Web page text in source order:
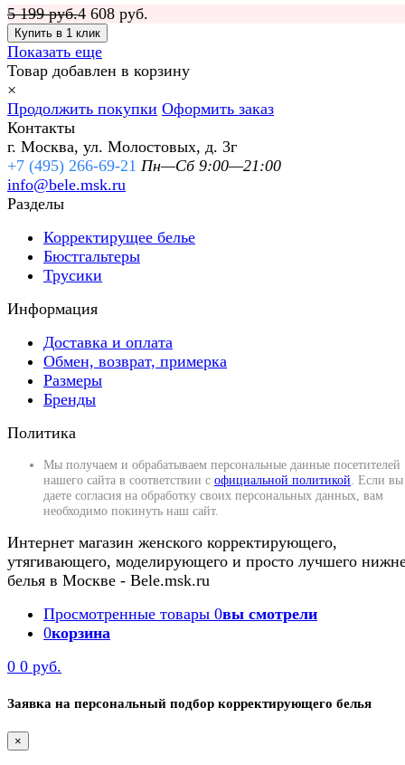
5 199 руб.4 608 руб.
Показать еще
Товар добавлен в корзину
×
Продолжить покупки Оформить заказ
Контакты
г. Москва, ул. Молостовых, д. 3г
+7 (495) 266-69-21 Пн—Сб 9:00—21:00
info@bele.msk.ru
Разделы
Корректирущее белье
Бюстгальтеры
Трусики
Информация
Доставка и оплата
Обмен, возврат, примерка
Размеры
Бренды
Политика
Мы получаем и обрабатываем персональные данные посетителей
нашего сайта в соответствии с официальной политикой . Если
даете согласия на обработку своих персональных данных, вам
необходимо покинуть наш сайт.
Интернет магазин женского корректирующего,
утягивающего, моделирующего и просто лучшего
белья в Москве - Bele.msk.ru
Просмотренные товары 0вы смотрели
0корзина
0 0 руб.
Заявка на персональный подбор корректирующего белья
×